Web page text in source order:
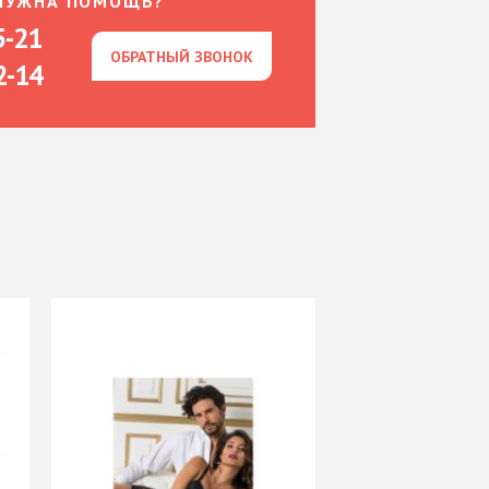
21
14
ОБРАТНЫЙ ЗВОНОК
ОБРАТНЫЙ ЗВОНОК